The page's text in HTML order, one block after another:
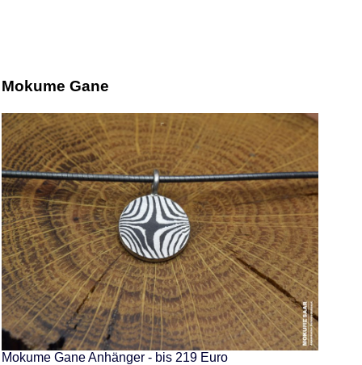
Mokume Gane
Mokume Gane Anhänger - bis 219 Euro